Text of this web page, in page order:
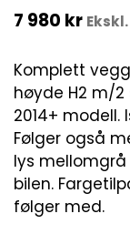
7 980 kr
Komplett
høyde H2 m/2
2014+ modell.
Følger også
lys
bilen.
følger med.